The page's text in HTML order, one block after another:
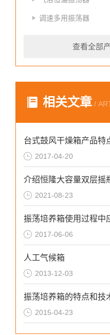
调速多用振荡器
查看全部
相关文章 /
台式鼓风干燥箱产品特
2017-04-20
介绍恒隆大容量双层摇
2021-08-23
振荡培养箱使用过程中
2017-06-06
人工气候箱
2013-12-03
振荡培养箱的特点和技
2015-04-23